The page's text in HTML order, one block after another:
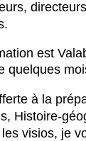
est
quelques
à la
Histoire-
visios, je